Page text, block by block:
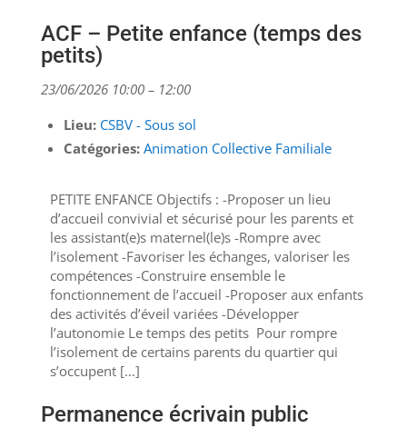
ACF – Petite enfance (temps des
petits)
23/06/2026 10:00– 12:00
Lieu: CSBV - Sous sol
Catégories: Animation Collective Familiale
PETITE ENFANCE Objectifs : -Proposer un lieu
d’accueil convivial et sécurisé pour les parents et
les assistant(e)s maternel(le)s -Rompre avec
l’isolement -Favoriser les échanges, valoriser les
compétences -Construire ensemble le
fonctionnement de l’accueil -Proposer aux enfants
des activités d’éveil variées -Développer
l’autonomie Le temps des petits Pour rompre
l’isolement de certains parents du quartier qui
s’occupent […]
Permanence écrivain public